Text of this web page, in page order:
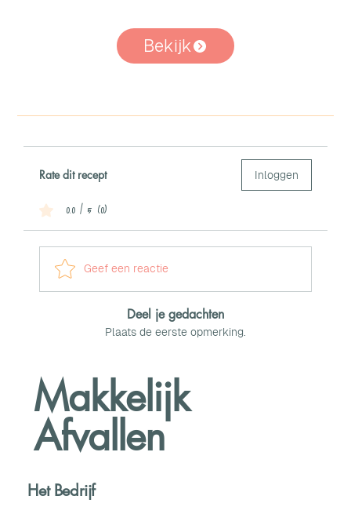
Bekijk
Rate dit recept Inloggen
0.0 / 5 (0)
Geef een reactie
Deel je gedachten
Plaats de eerste opmerking.
Makkelijk
Afvallen
Het Bedrijf